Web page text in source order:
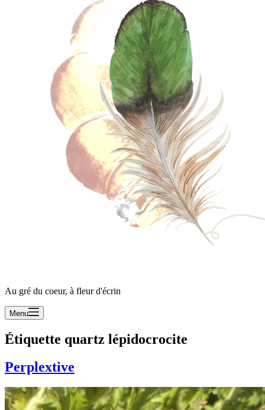
Au gré du coeur, à fleur d'écrin
Menu
Étiquette quartz lépidocrocite
Perplextive